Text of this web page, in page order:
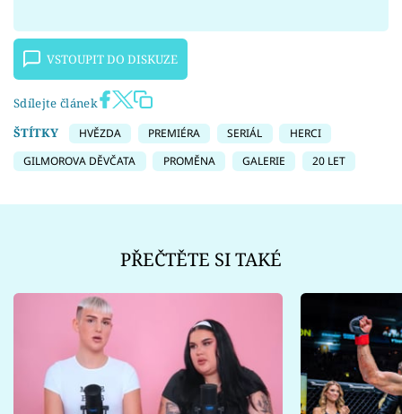
VSTOUPIT DO DISKUZE
Sdílejte článek
ŠTÍTKY
HVĚZDA PREMIÉRA SERIÁL
HERCI
GILMOROVA DĚVČATA
PROMĚNA GALERIE 20 LET
PŘEČTĚTE SI TAKÉ